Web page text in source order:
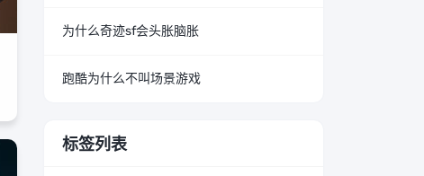
为什么奇迹sf会头胀脑胀
跑酷为什么不叫场景游戏
标签列表